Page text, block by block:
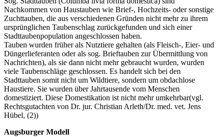
Nachkommen von Haustauben wie Brief-, Hochzeits- oder sonstige
Zuchttauben, die aus verschiedenen Gründen nicht mehr zu ihrem
ursprünglichen Taubenschlag zurückgefunden und sich einer
Stadttaubenpopulation angeschlossen haben.
Tauben wurden früher als Nutztiere gehalten (als Fleisch-, Eier- und
Düngerlieferanten oder als sog. Brieftauben zur Übermittlung von
Nachrichten), als sie dann nicht mehr gebraucht wurden, wurden
viele Taubenschläge geschlossen. Es handelt sich bei den
Stadttauben somit nicht um Wildtiere, sondern um obdachlose
Haustiere. Sie wurden über Jahrtausende vom Menschen
domestiziert. Diese Domestikation ist nicht mehr umkehrbar(vgl.
Rechtsgutachten von Dr. jur. Christian Arleth/Dr. med. vet. Jens
Hübel, (2))
Augsburger Modell